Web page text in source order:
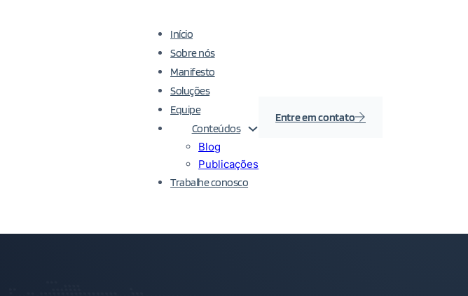
Início
Sobre nós
Manifesto
Soluções
Equipe
Conteúdos
Blog
Publicações
Trabalhe conosco
Entre em contato